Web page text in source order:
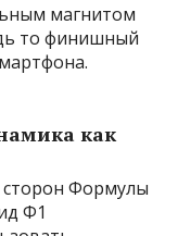
магнитом
то финишный
как
Формулы
Ф1